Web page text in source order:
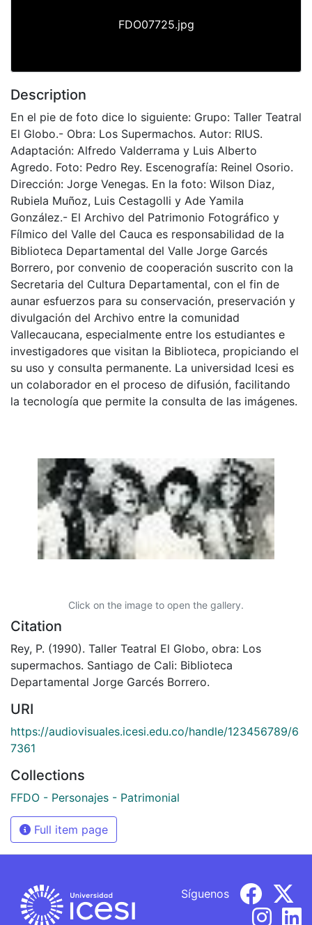
FDO07725.jpg
Description
En el pie de foto dice lo siguiente: Grupo: Taller Teatral
El Globo.- Obra: Los Supermachos. Autor: RIUS.
Adaptación: Alfredo Valderrama y Luis Alberto
Agredo. Foto: Pedro Rey. Escenografía: Reinel Osorio.
Dirección: Jorge Venegas. En la foto: Wilson Diaz,
Rubiela Muñoz, Luis Cestagolli y Ade Yamila
González.- El Archivo del Patrimonio Fotográfico y
Fílmico del Valle del Cauca es responsabilidad de la
Biblioteca Departamental del Valle Jorge Garcés
Borrero, por convenio de cooperación suscrito con la
Secretaria del Cultura Departamental, con el fin de
aunar esfuerzos para su conservación, preservación y
divulgación del Archivo entre la comunidad
Vallecaucana, especialmente entre los estudiantes e
investigadores que visitan la Biblioteca, propiciando el
su uso y consulta permanente. La universidad Icesi es
un colaborador en el proceso de difusión, facilitando
la tecnología que permite la consulta de las imágenes.
Click on the image to open the gallery.
Citation
Rey, P. (1990). Taller Teatral El Globo, obra: Los
supermachos. Santiago de Cali: Biblioteca
Departamental Jorge Garcés Borrero.
URI
https://audiovisuales.icesi.edu.co/handle/123456789/6
7361
Collections
FFDO - Personajes - Patrimonial
Full item page
Síguenos